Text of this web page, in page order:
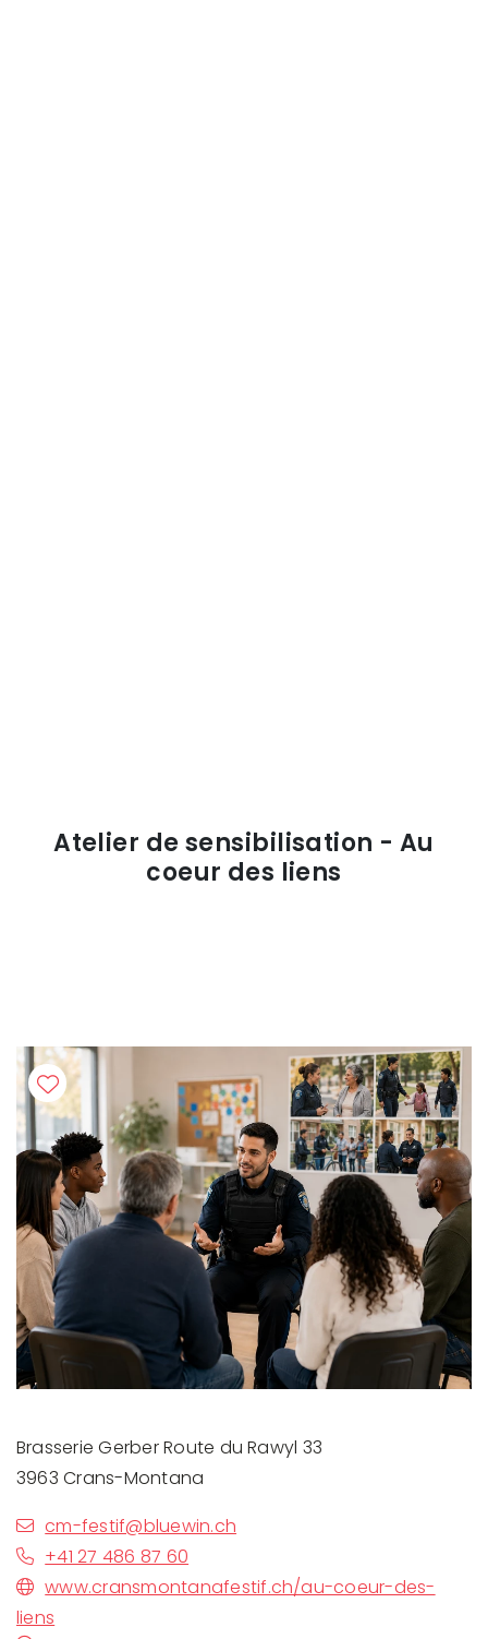
Atelier de sensibilisation - Au
coeur des liens
Brasserie Gerber Route du Rawyl 33
3963 Crans-Montana
cm-festif@bluewin.ch
+41 27 486 87 60
www.cransmontanafestif.ch/au-coeur-des-
liens